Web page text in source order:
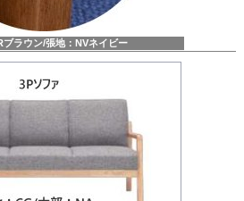
ブラウン/張地：NVネイビー